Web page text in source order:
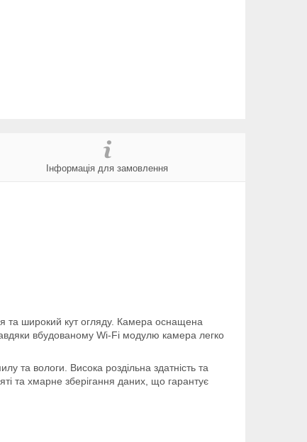
Інформація для замовлення
та широкий кут огляду. Камера оснащена
вбудованому Wi-Fi модулю камера легко
та вологи. Висока роздільна здатність та
та хмарне зберігання даних, що гарантує